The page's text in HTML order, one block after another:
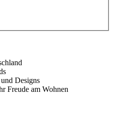
Designs
Freude am Wohnen